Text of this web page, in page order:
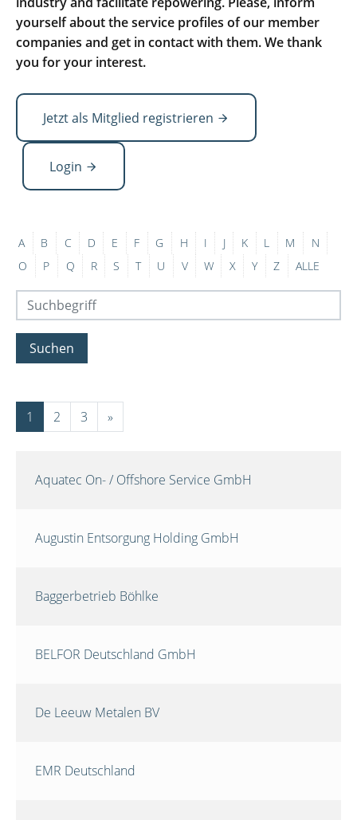
yourself about the service profiles of our member
companies and get in contact with them. We thank
you for your interest.
Jetzt als Mitglied registrieren
Login
A B C D E F G H I J K L M
N
O
P Q R S T U V W X Y Z ALLE
Suchen
1 2 3 »
Aquatec On- / Offshore Service GmbH
Augustin Entsorgung Holding GmbH
Baggerbetrieb Böhlke
BELFOR Deutschland GmbH
De Leeuw Metalen BV
EMR Deutschland